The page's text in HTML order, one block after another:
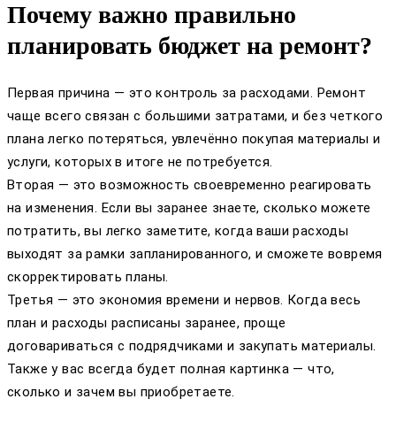
Почему важно правильно
планировать бюджет на ремонт?
Первая причина — это контроль за расходами. Ремонт
чаще всего связан с большими затратами, и без четкого
плана легко потеряться, увлечённо покупая материалы и
услуги, которых в итоге не потребуется.
Вторая — это возможность своевременно реагировать
на изменения. Если вы заранее знаете, сколько можете
потратить, вы легко заметите, когда ваши расходы
выходят за рамки запланированного, и сможете вовремя
скорректировать планы.
Третья — это экономия времени и нервов. Когда весь
план и расходы расписаны заранее, проще
договариваться с подрядчиками и закупать материалы.
Также у вас всегда будет полная картинка — что,
сколько и зачем вы приобретаете.